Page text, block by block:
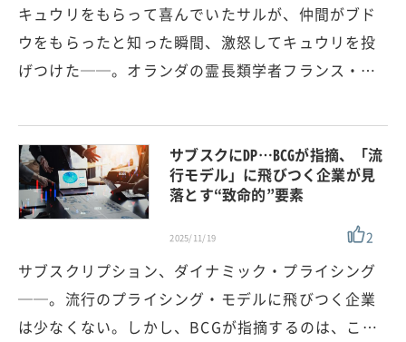
キュウリをもらって喜んでいたサルが、仲間がブド
ウをもらったと知った瞬間、激怒してキュウリを投
げつけた──。オランダの霊長類学者フランス・…
サブスクにDP…BCGが指摘、「流
行モデル」に飛びつく企業が見
落とす“致命的”要素
2025/11/19 2
サブスクリプション、ダイナミック・プライシング
──。流行のプライシング・モデルに飛びつく企業
は少なくない。しかし、BCGが指摘するのは、こ…